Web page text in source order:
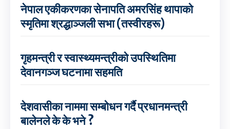
नेपाल एकीकरणका सेनापति अमरसिंह थापाको
स्मृतिमा श्रद्धाञ्जली सभा (तस्वीरहरू)
गृहमन्त्री र स्वास्थ्यमन्त्रीको उपस्थितिमा
देवानगञ्ज घटनामा सहमति
देशवासीका नाममा सम्बोधन गर्दै प्रधानमन्त्री
बालेनले के के भने ?